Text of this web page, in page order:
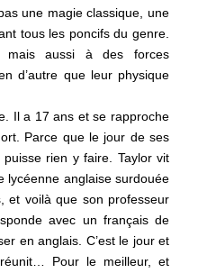
une magie classique, une
tous les poncifs du genre.
mais aussi à des forces
d’autre que leur physique
Il a 17 ans et se rapproche
Parce que le jour de ses
rien y faire. Taylor vit
lycéenne anglaise surdouée
et voilà que son professeur
avec un français de
en anglais. C’est le jour et
Pour le meilleur, et